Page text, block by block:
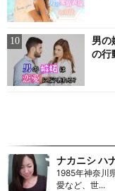
男の
の行
ナカニシ ハ
1985年神奈川
愛など、世...